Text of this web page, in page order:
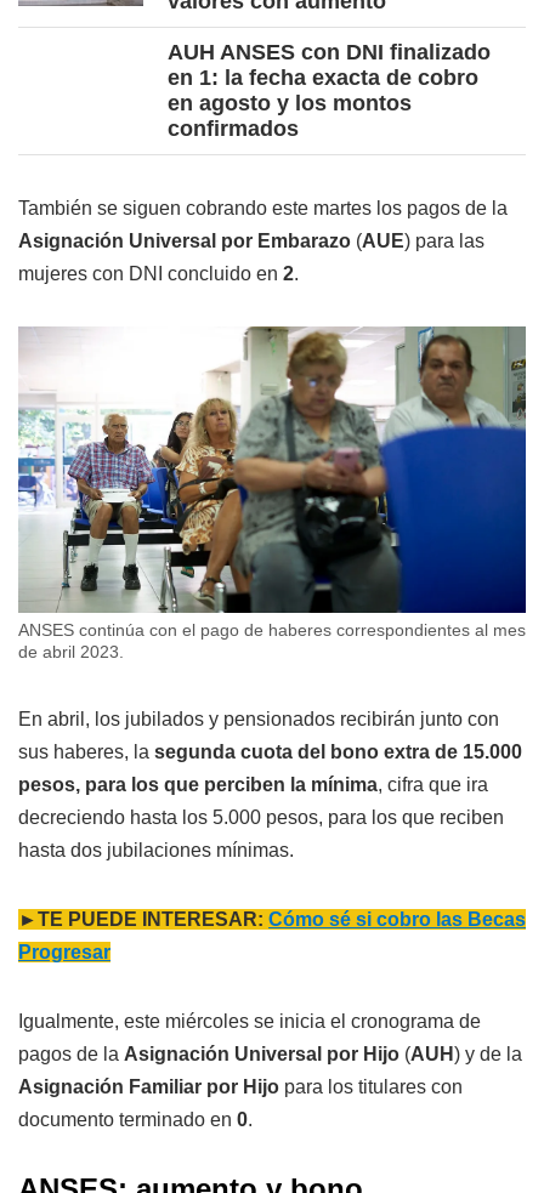
AUH ANSES con DNI finalizado
en 1: la fecha exacta de cobro
en agosto y los montos
confirmados
También se siguen cobrando este martes los pagos de la
Asignación Universal por Embarazo (AUE) para las
mujeres con DNI concluido en 2.
ANSES continúa con el pago de haberes correspondientes al mes
de abril 2023.
En abril, los jubilados y pensionados recibirán junto con
sus haberes, la segunda cuota del bono extra de 15.000
pesos, para los que perciben la mínima, cifra que ira
decreciendo hasta los 5.000 pesos, para los que reciben
hasta dos jubilaciones mínimas.
►TE PUEDE INTERESAR: Cómo sé si cobro las Becas
Progresar
Igualmente, este miércoles se inicia el cronograma de
pagos de la Asignación Universal por Hijo (AUH) y de la
Asignación Familiar por Hijo para los titulares con
documento terminado en 0.